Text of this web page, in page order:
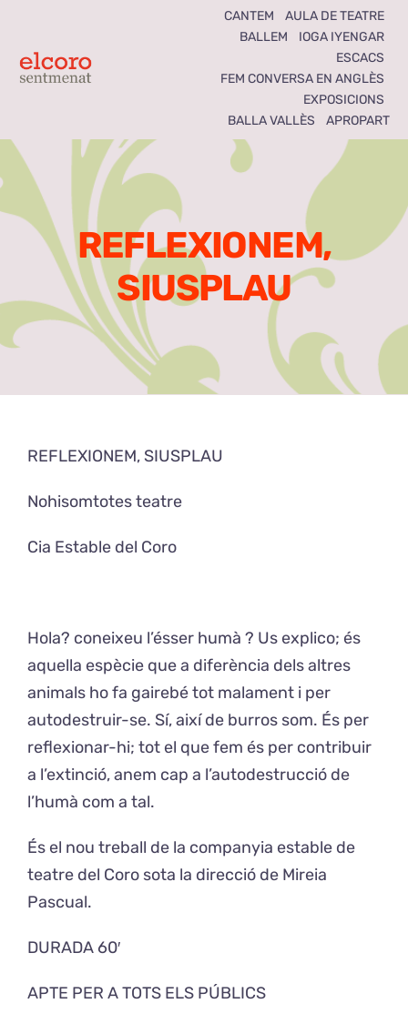
content
Toggle
Notícies
Seccions
El Coro som tots
Activitats
Exposicions
El Cafè del Coro
CANTEM
AULA DE TEATRE
BALLEM
IOGA IYENGAR
ESCACS
FEM CONVERSA EN ANGLÈS
EXPOSICIONS
BALLA VALLÈS
APROPART
REFLEXIONEM,
SIUSPLAU
REFLEXIONEM, SIUSPLAU
Nohisomtotes teatre
Cia Estable del Coro
Hola? coneixeu l’ésser humà ? Us explico; és
aquella espècie que a diferència dels altres
animals ho fa gairebé tot malament i per
autodestruir-se. Sí, així de burros som. És per
reflexionar-hi; tot el que fem és per contribuir
a l’extinció, anem cap a l’autodestrucció de
l’humà com a tal.
És el nou treball de la companyia estable de
teatre del Coro sota la direcció de Mireia
Pascual.
​DURADA 60′
APTE PER A TOTS ELS PÚBLICS